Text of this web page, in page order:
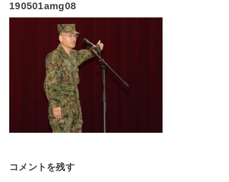
190501amg08
コメントを残す